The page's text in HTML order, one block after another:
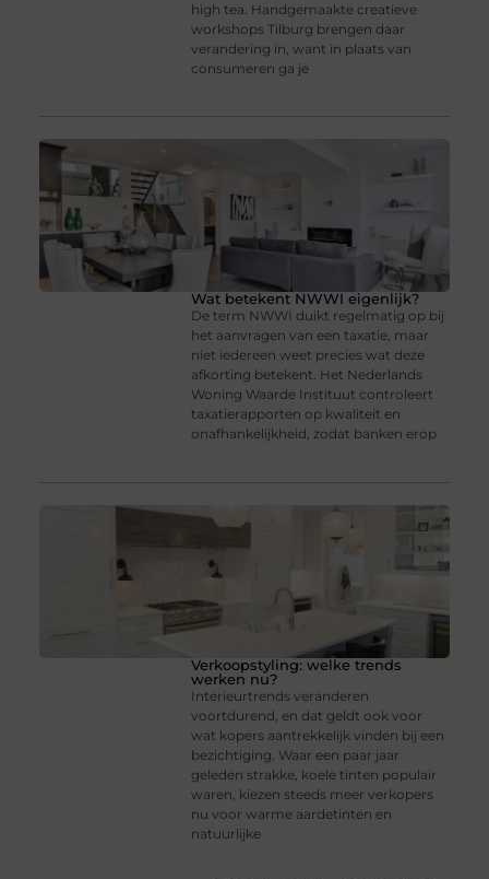
high tea. Handgemaakte creatieve
workshops Tilburg brengen daar
verandering in, want in plaats van
consumeren ga je
Wat betekent NWWI eigenlijk?
De term NWWI duikt regelmatig op bij
het aanvragen van een taxatie, maar
niet iedereen weet precies wat deze
afkorting betekent. Het Nederlands
Woning Waarde Instituut controleert
taxatierapporten op kwaliteit en
onafhankelijkheid, zodat banken erop
Verkoopstyling: welke trends
werken nu?
Interieurtrends veranderen
voortdurend, en dat geldt ook voor
wat kopers aantrekkelijk vinden bij een
bezichtiging. Waar een paar jaar
geleden strakke, koele tinten populair
waren, kiezen steeds meer verkopers
nu voor warme aardetinten en
natuurlijke